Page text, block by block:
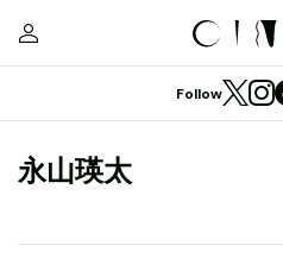
Follow
永山瑛太